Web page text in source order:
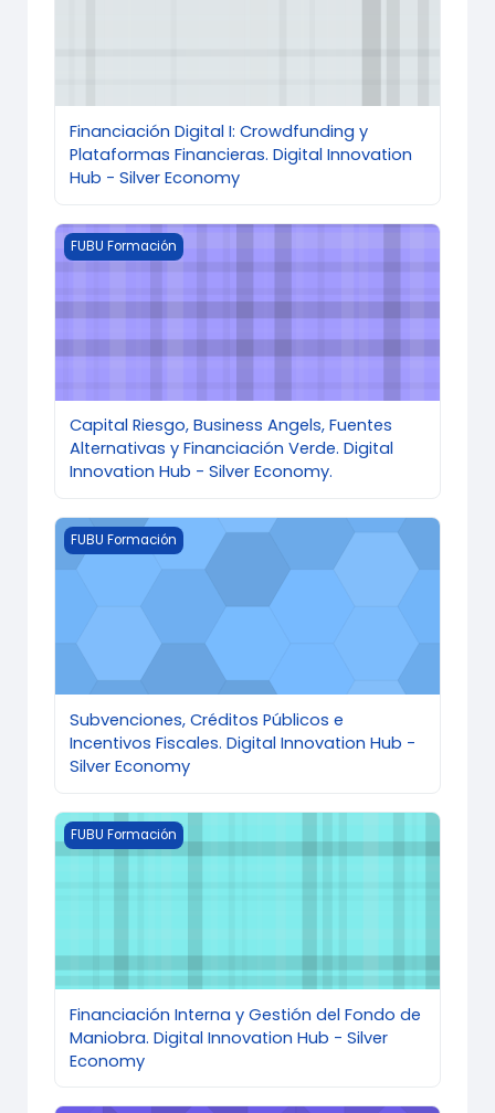
Financiación Digital I: Crowdfunding y
Plataformas Financieras. Digital Innovation
Hub - Silver Economy
Imagen del curso Capital Riesgo, Business Angels,
FUBU Formación
Capital Riesgo, Business Angels, Fuentes
Alternativas y Financiación Verde. Digital
Innovation Hub - Silver Economy.
Imagen del curso Subvenciones, Créditos Públicos e
FUBU Formación
Subvenciones, Créditos Públicos e
Incentivos Fiscales. Digital Innovation Hub -
Silver Economy
Imagen del curso Financiación Interna y Gestión del
FUBU Formación
Financiación Interna y Gestión del Fondo de
Maniobra. Digital Innovation Hub - Silver
Economy